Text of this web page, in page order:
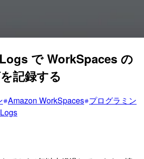
で WorkSpaces の
記録する
Amazon WorkSpaces プログラミン